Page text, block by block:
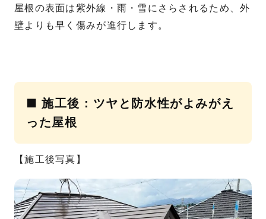
屋根の表面は紫外線・雨・雪にさらされるため、外
壁よりも早く傷みが進行します。
■ 施工後：ツヤと防水性がよみがえ
った屋根
【施工後写真】